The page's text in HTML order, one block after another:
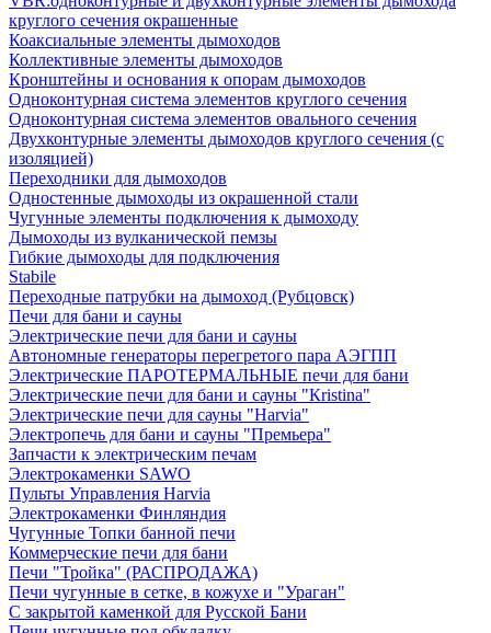
круглого сечения окрашенные
Коаксиальные элементы дымоходов
Коллективные элементы дымоходов
Кронштейны и основания к опорам дымоходов
Одноконтурная система элементов круглого сечения
Одноконтурная система элементов овального сечения
Двухконтурные элементы дымоходов круглого сечения (с
изоляцией)
Переходники для дымоходов
Одностенные дымоходы из окрашенной стали
Чугунные элементы подключения к дымоходу
Дымоходы из вулканической пемзы
Гибкие дымоходы для подключения
Stabile
Переходные патрубки на дымоход (Рубцовск)
Печи для бани и сауны
Электрические печи для бани и сауны
Автономные генераторы перегретого пара АЭГПП
Электрические ПАРОТЕРМАЛЬНЫЕ печи для бани
Электрические печи для бани и сауны "Кristina"
Электрические печи для сауны "Harvia"
Электропечь для бани и сауны "Премьера"
Запчасти к электрическим печам
Электрокаменки SAWO
Пульты Управления Harvia
Электрокаменки Финляндия
Чугунные Топки банной печи
Коммерческие печи для бани
Печи "Тройка" (РАСПРОДАЖА)
Печи чугунные в сетке, в кожухе и "Ураган"
С закрытой каменкой для Русской Бани